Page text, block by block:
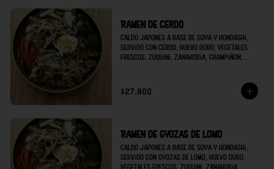
Ramen de cerdo
Caldo japonés a base de soya y hondashi,
servido con cerdo, huevo duro, vegetales
frescos, zuquini, zanahoria, champiñon,
$27.800
Ramen de gyozas de lomo
Caldo japonés a base de soya y hondashi,
servido con gyozas de lomo, huevo duro,
vegetales frescos, zuquini, zanahoria,